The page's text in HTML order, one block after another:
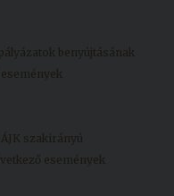
benyújtásának
szakirányú
események